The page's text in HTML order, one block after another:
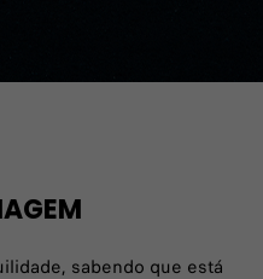
sabendo que está